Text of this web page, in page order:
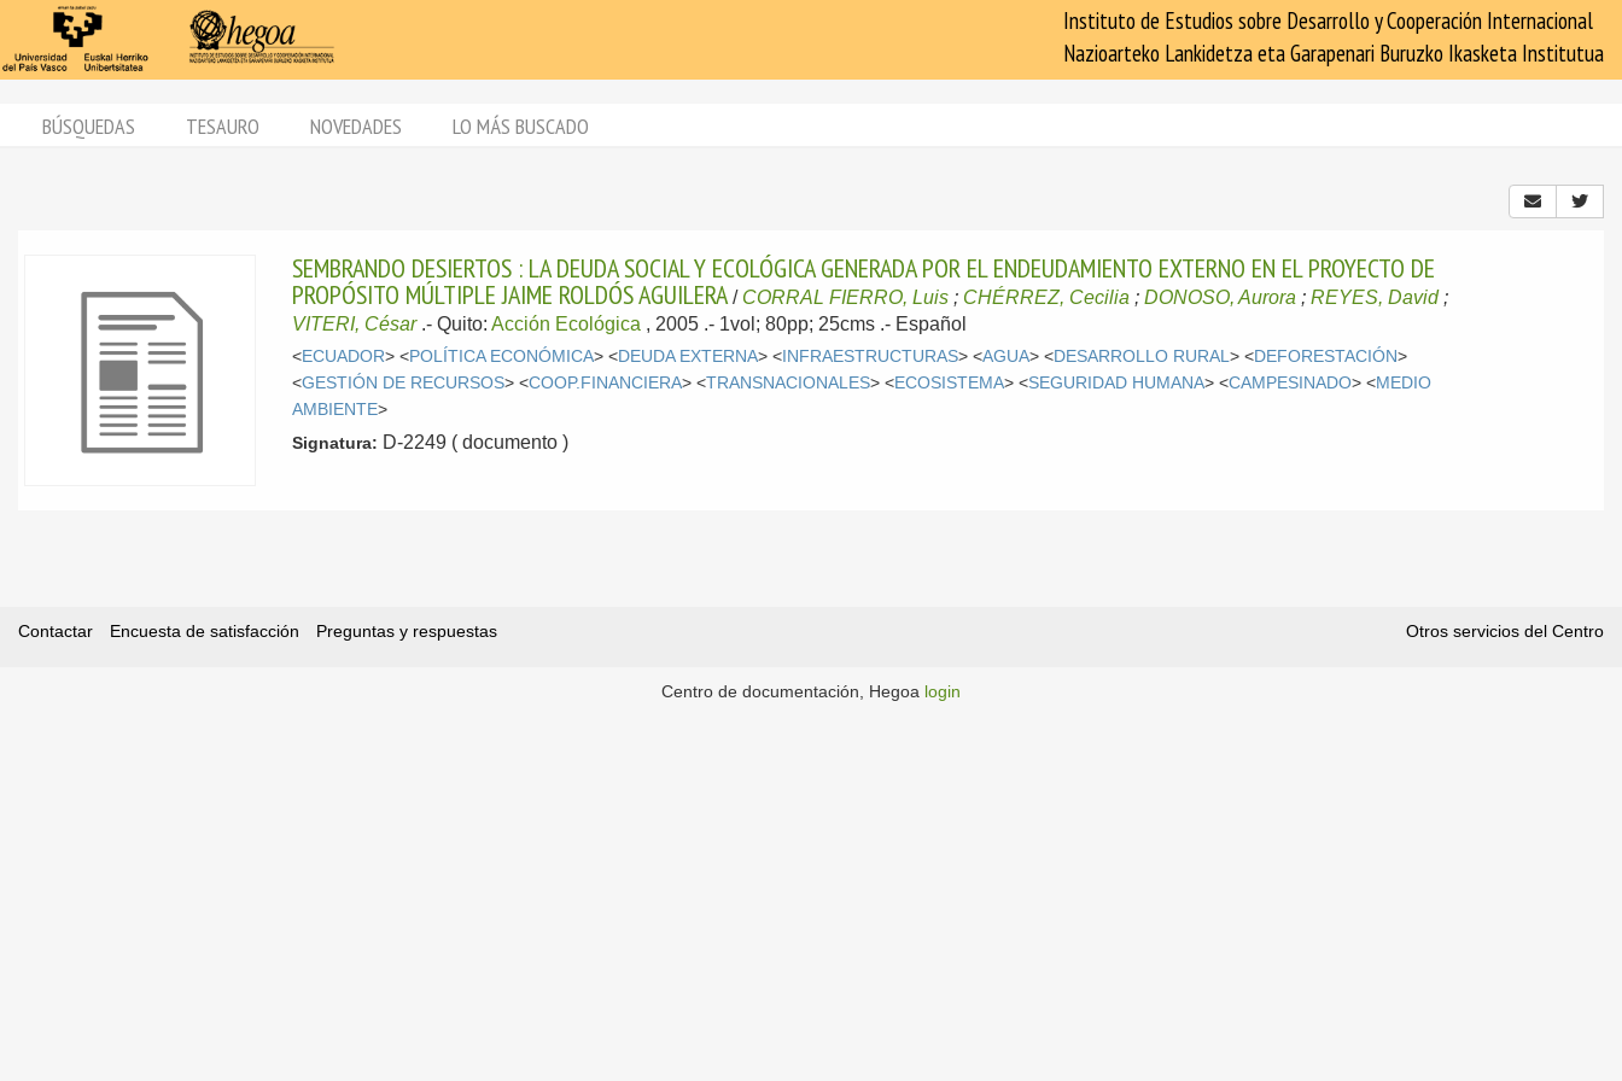
Instituto de Estudios sobre Desarrollo y Cooperación Internacional
Nazioarteko Lankidetza eta Garapenari Buruzko Ikasketa Institutua
BÚSQUEDAS TESAURO NOVEDADES LO MÁS BUSCADO
SEMBRANDO DESIERTOS : LA DEUDA SOCIAL Y ECOLÓGICA GENERADA POR EL ENDEUDAMIENTO EXTERNO EN EL PROYECTO DE
PROPÓSITO MÚLTIPLE JAIME ROLDÓS AGUILERA / CORRAL FIERRO, Luis ; CHÉRREZ, Cecilia ;DONOSO, Aurora ;REYES, David;
VITERI, César .-Quito:Acción Ecológica , 2005 .- 1vol; 80pp; 25cms .- Español
<ECUADOR> <POLÍTICA ECONÓMICA> <DEUDA EXTERNA> <INFRAESTRUCTURAS> <AGUA> <DESARROLLO RURAL> <DEFORESTACIÓN>
<GESTIÓN DE RECURSOS> <COOP.FINANCIERA> <TRANSNACIONALES> <ECOSISTEMA> <SEGURIDAD HUMANA> <CAMPESINADO> <MEDIO
AMBIENTE>
Signatura: D-2249 ( documento )
Contactar Encuesta de satisfacción Preguntas y respuestas Otros servicios del Centro
Centro de documentación, Hegoa login